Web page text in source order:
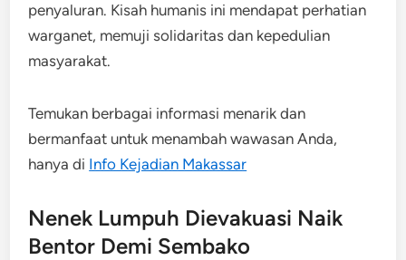
penyaluran. Kisah humanis ini mendapat perhatian
warganet, memuji solidaritas dan kepedulian
masyarakat.
Temukan berbagai informasi menarik dan
bermanfaat untuk menambah wawasan Anda,
hanya di Info Kejadian Makassar
Nenek Lumpuh Dievakuasi Naik
Bentor Demi Sembako